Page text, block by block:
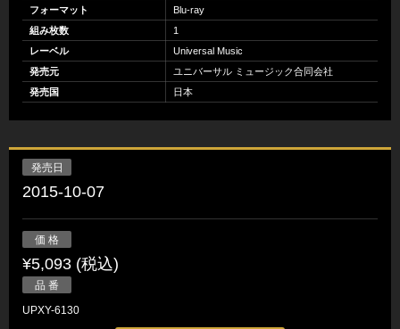
フォーマット
Blu-ray
組み枚数
1
レーベル
Universal Music
発売元
ユニバーサル ミュージック合同会社
発売国
日本
発売日
2015-10-07
価 格
¥5,093 (税込)
品 番
UPXY-6130